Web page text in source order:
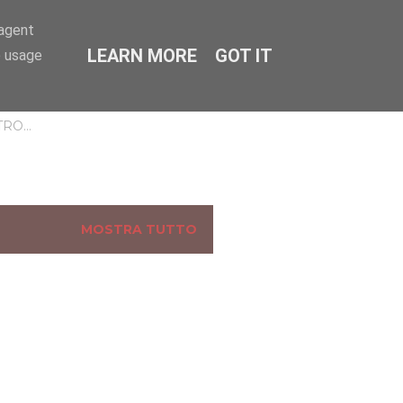
CERCA
MOSTRA TUTTO
LEARN MORE GOT IT